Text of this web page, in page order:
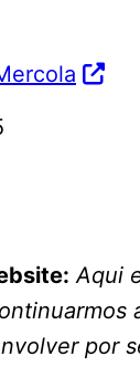
Aqui
por